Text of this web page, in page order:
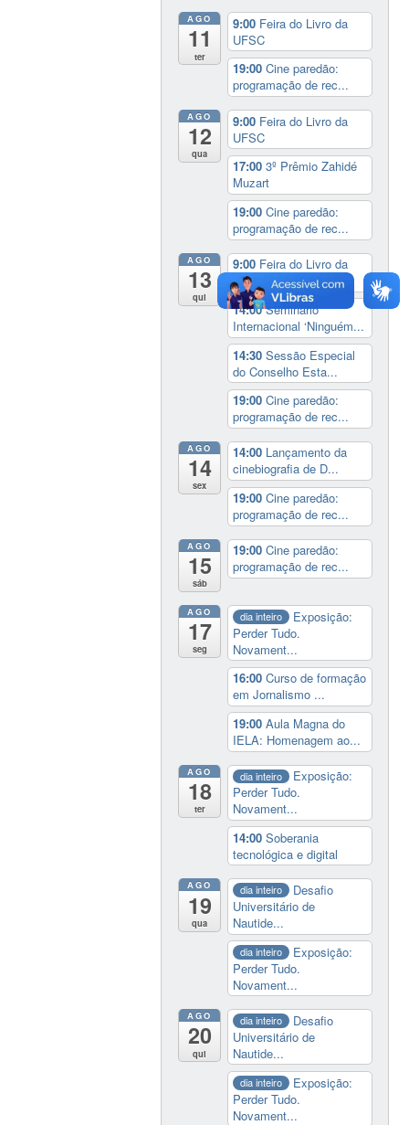
AGO
11
ter
9:00 Feira do Livro da
UFSC
19:00Cine paredão:
programação de rec...
AGO
12
qua
9:00 Feira do Livro da
UFSC
17:003º Prêmio Zahidé
Muzart
19:00Cine paredão:
programação de rec...
AGO
13
qui
9:00 Feira do Livro da
UFSC
14:00Seminário
Internacional ‘Ninguém...
14:30Sessão Especial
do Conselho Esta...
19:00Cine paredão:
programação de rec...
AGO
14
sex
14:00 Lançamento da
cinebiografia de D...
19:00Cine paredão:
programação de rec...
AGO
15
sáb
19:00Cine paredão:
programação de rec...
AGO
17
seg
dia inteiro
Exposição:
Perder Tudo.
Novament...
16:00Curso de formação
em Jornalismo ...
19:00Aula Magna do
IELA: Homenagem ao...
AGO
18
ter
dia inteiro
Exposição:
Perder Tudo.
Novament...
14:00Soberania
tecnológica e digital
AGO
19
qua
dia inteiro
Desafio
Universitário de
Nautide...
dia inteiro
Exposição:
Perder Tudo.
Novament...
AGO
20
qui
dia inteiro
Desafio
Universitário de
Nautide...
dia inteiro
Exposição:
Perder Tudo.
Novament...